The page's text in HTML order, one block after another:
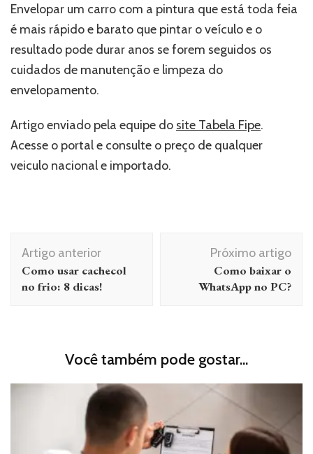
Envelopar um carro com a pintura que está toda feia
é mais rápido e barato que pintar o veículo e o
resultado pode durar anos se forem seguidos os
cuidados de manutenção e limpeza do
envelopamento.
Artigo enviado pela equipe do site Tabela Fipe.
Acesse o portal e consulte o preço de qualquer
veiculo nacional e importado.
Navegação
de
post
Artigo anterior
Como usar cachecol
no frio: 8 dicas!
Próximo artigo
Como baixar o
WhatsApp no ​​PC?
Você também pode gostar...